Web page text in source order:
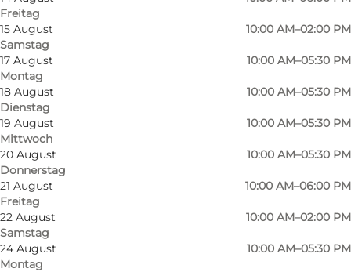
Freitag
15 August
Samstag
10:00 AM–02:00 PM
17 August
Montag
10:00 AM–05:30 PM
18 August
Dienstag
10:00 AM–05:30 PM
19 August
Mittwoch
10:00 AM–05:30 PM
20 August
Donnerstag
10:00 AM–05:30 PM
21 August
Freitag
10:00 AM–06:00 PM
22 August
Samstag
10:00 AM–02:00 PM
24 August
Montag
10:00 AM–05:30 PM
Alle Produkte tragen die Handschrift stolzer
Handwerkstraditionen, kombiniert mit
Zeitlosigkeit und Schlichtheit, die das
Markenzeichen von Georg Jensen Damask
sind. Das Unternehmen ist seit 2000
königlicher Hoflieferant. In dem Geschäft in
Overgade finden Sie eine große Auswahl an
schönen Heimtextilien wie Tischdecken,
Bettwäsche, Handtücher, Geschirrtücher und
vieles mehr.